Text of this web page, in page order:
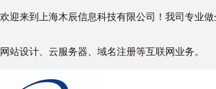
欢迎来到上海木辰信息科技有限公司！我司专业做
网站设计、云服务器、域名注册等互联网业务。